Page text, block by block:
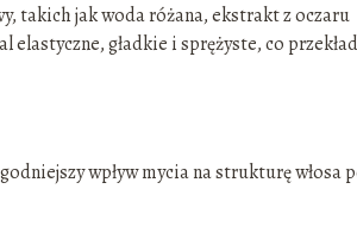
takich jak woda różana, ekstrakt z oczaru
elastyczne, gładkie i sprężyste, co
wpływ mycia na strukturę włosa